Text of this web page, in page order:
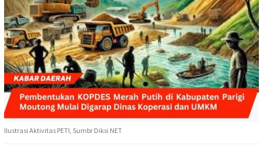
Ilustrasi Aktivitas PETI, Sumbr Diksi NET